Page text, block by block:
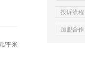
/平米
投诉流程
加盟合作